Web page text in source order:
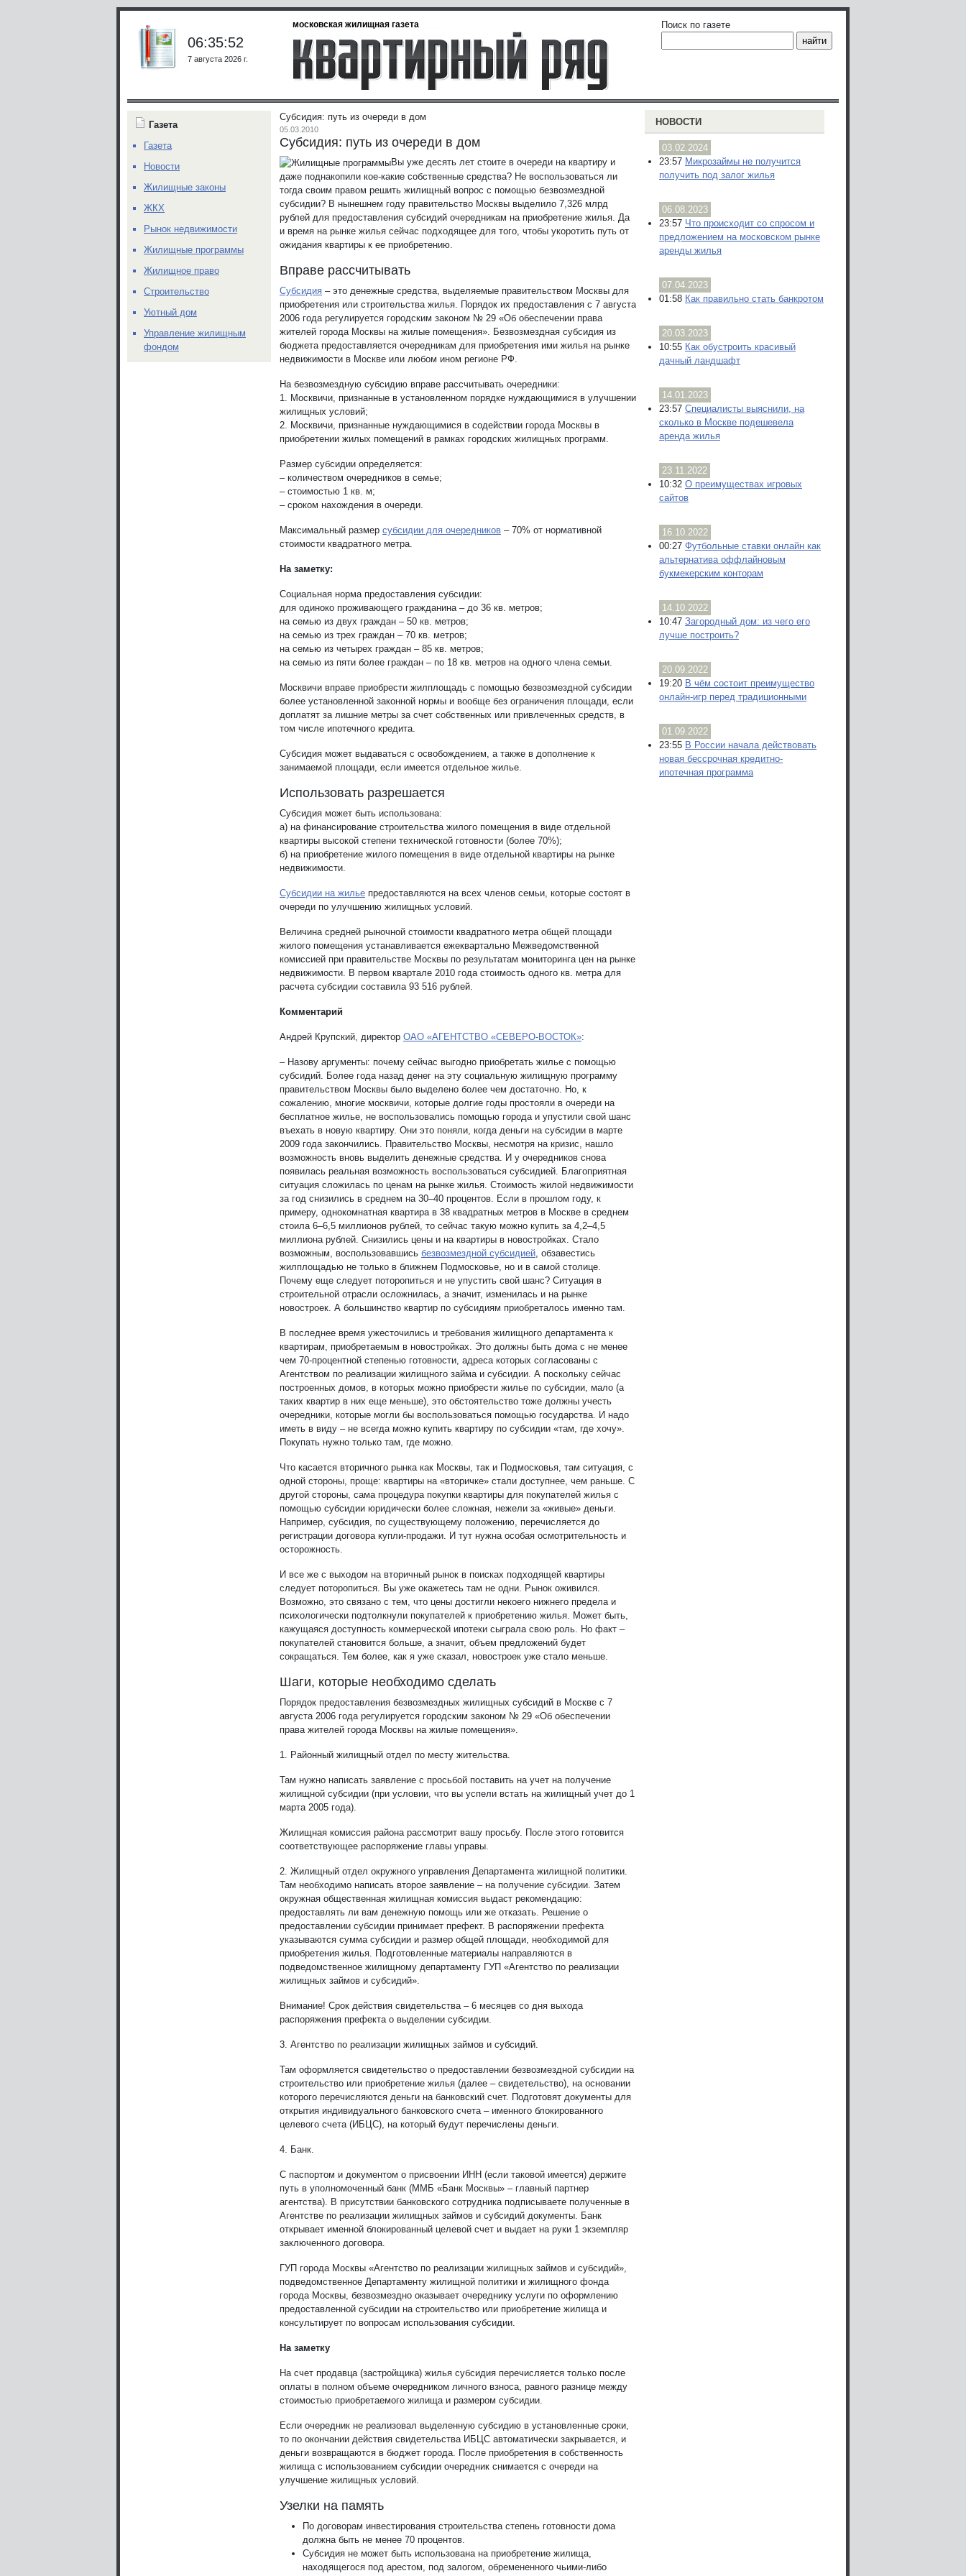
московская жилищная газета
06:35:52
7 августа 2026 г.
Поиск по газете
Субсидия: путь из очереди в дом
05.03.2010
Субсидия: путь из очереди в дом
Вы уже десять лет стоите в очереди на квартиру и
даже поднакопили кое-какие собственные средства? Не воспользоваться ли
тогда своим правом решить жилищный вопрос с помощью безвозмездной
субсидии? В нынешнем году правительство Москвы выделило 7,326 млрд
рублей для предоставления субсидий очередникам на приобретение жилья. Да
и время на рынке жилья сейчас подходящее для того, чтобы укоротить путь от
ожидания квартиры к ее приобретению.
Вправе рассчитывать
Субсидия – это денежные средства, выделяемые правительством Москвы для
приобретения или строительства жилья. Порядок их предоставления с 7 августа
2006 года регулируется городским законом № 29 «Об обеспечении права
жителей города Москвы на жилые помещения». Безвозмездная субсидия из
бюджета предоставляется очередникам для приобретения ими жилья на рынке
недвижимости в Москве или любом ином регионе РФ.
На безвозмездную субсидию вправе рассчитывать очередники:
1. Москвичи, признанные в установленном порядке нуждающимися в улучшении
жилищных условий;
2. Москвичи, признанные нуждающимися в содействии города Москвы в
приобретении жилых помещений в рамках городских жилищных программ.
Размер субсидии определяется:
– количеством очередников в семье;
– стоимостью 1 кв. м;
– сроком нахождения в очереди.
Максимальный размер субсидии для очередников – 70% от нормативной
стоимости квадратного метра.
На заметку:
Социальная норма предоставления субсидии:
для одиноко проживающего гражданина – до 36 кв. метров;
на семью из двух граждан – 50 кв. метров;
на семью из трех граждан – 70 кв. метров;
на семью из четырех граждан – 85 кв. метров;
на семью из пяти более граждан – по 18 кв. метров на одного члена семьи.
Москвичи вправе приобрести жилплощадь с помощью безвозмездной субсидии
более установленной законной нормы и вообще без ограничения площади, если
доплатят за лишние метры за счет собственных или привлеченных средств, в
том числе ипотечного кредита.
Субсидия может выдаваться с освобождением, а также в дополнение к
занимаемой площади, если имеется отдельное жилье.
Использовать разрешается
Субсидия может быть использована:
a) на финансирование строительства жилого помещения в виде отдельной
квартиры высокой степени технической готовности (более 70%);
б) на приобретение жилого помещения в виде отдельной квартиры на рынке
недвижимости.
Субсидии на жилье предоставляются на всех членов семьи, которые состоят в
очереди по улучшению жилищных условий.
Величина средней рыночной стоимости квадратного метра общей площади
жилого помещения устанавливается ежеквартально Межведомственной
комиссией при правительстве Москвы по результатам мониторинга цен на рынке
недвижимости. В первом квартале 2010 года стоимость одного кв. метра для
расчета субсидии составила 93 516 рублей.
Комментарий
Андрей Крупский, директор ОАО «АГЕНТСТВО «СЕВЕРО-ВОСТОК»:
– Назову аргументы: почему сейчас выгодно приобретать жилье с помощью
субсидий. Более года назад денег на эту социальную жилищную программу
правительством Москвы было выделено более чем достаточно. Но, к
сожалению, многие москвичи, которые долгие годы простояли в очереди на
бесплатное жилье, не воспользовались помощью города и упустили свой шанс
въехать в новую квартиру. Они это поняли, когда деньги на субсидии в марте
2009 года закончились. Правительство Москвы, несмотря на кризис, нашло
возможность вновь выделить денежные средства. И у очередников снова
появилась реальная возможность воспользоваться субсидией. Благоприятная
ситуация сложилась по ценам на рынке жилья. Стоимость жилой недвижимости
за год снизились в среднем на 30–40 процентов. Если в прошлом году, к
примеру, однокомнатная квартира в 38 квадратных метров в Москве в среднем
стоила 6–6,5 миллионов рублей, то сейчас такую можно купить за 4,2–4,5
миллиона рублей. Снизились цены и на квартиры в новостройках. Стало
возможным, воспользовавшись безвозмездной субсидией , обзавестись
жилплощадью не только в ближнем Подмосковье, но и в самой столице.
Почему еще следует поторопиться и не упустить свой шанс? Ситуация в
строительной отрасли осложнилась, а значит, изменилась и на рынке
новостроек. А большинство квартир по субсидиям приобреталось именно там.
В последнее время ужесточились и требования жилищного департамента к
квартирам, приобретаемым в новостройках. Это должны быть дома с не менее
чем 70-процентной степенью готовности, адреса которых согласованы с
Агентством по реализации жилищного займа и субсидии. А поскольку сейчас
построенных домов, в которых можно приобрести жилье по субсидии, мало (а
таких квартир в них еще меньше), это обстоятельство тоже должны учесть
очередники, которые могли бы воспользоваться помощью государства. И надо
иметь в виду – не всегда можно купить квартиру по субсидии «там, где хочу».
Покупать нужно только там, где можно.
Что касается вторичного рынка как Москвы, так и Подмосковья, там ситуация, с
одной стороны, проще: квартиры на «вторичке» стали доступнее, чем раньше. С
другой стороны, сама процедура покупки квартиры для покупателей жилья с
помощью субсидии юридически более сложная, нежели за «живые» деньги.
Например, субсидия, по существующему положению, перечисляется до
регистрации договора купли-продажи. И тут нужна особая осмотрительность и
осторожность.
И все же с выходом на вторичный рынок в поисках подходящей квартиры
следует поторопиться. Вы уже окажетесь там не одни. Рынок оживился.
Возможно, это связано с тем, что цены достигли некоего нижнего предела и
психологически подтолкнули покупателей к приобретению жилья. Может быть,
кажущаяся доступность коммерческой ипотеки сыграла свою роль. Но факт –
покупателей становится больше, а значит, объем предложений будет
сокращаться. Тем более, как я уже сказал, новостроек уже стало меньше.
Шаги, которые необходимо сделать
Порядок предоставления безвозмездных жилищных субсидий в Москве с 7
августа 2006 года регулируется городским законом № 29 «Об обеспечении
права жителей города Москвы на жилые помещения».
1. Районный жилищный отдел по месту жительства.
Там нужно написать заявление с просьбой поставить на учет на получение
жилищной субсидии (при условии, что вы успели встать на жилищный учет до 1
марта 2005 года).
Жилищная комиссия района рассмотрит вашу просьбу. После этого готовится
соответствующее распоряжение главы управы.
2. Жилищный отдел окружного управления Департамента жилищной политики.
Там необходимо написать второе заявление – на получение субсидии. Затем
окружная общественная жилищная комиссия выдаст рекомендацию:
предоставлять ли вам денежную помощь или же отказать. Решение о
предоставлении субсидии принимает префект. В распоряжении префекта
указываются сумма субсидии и размер общей площади, необходимой для
приобретения жилья. Подготовленные материалы направляются в
подведомственное жилищному департаменту ГУП «Агентство по реализации
жилищных займов и субсидий».
Внимание! Срок действия свидетельства – 6 месяцев со дня выхода
распоряжения префекта о выделении субсидии.
3. Агентство по реализации жилищных займов и субсидий.
Там оформляется свидетельство о предоставлении безвозмездной субсидии на
строительство или приобретение жилья (далее – свидетельство), на основании
которого перечисляются деньги на банковский счет. Подготовят документы для
открытия индивидуального банковского счета – именного блокированного
целевого счета (ИБЦС), на который будут перечислены деньги.
4. Банк.
С паспортом и документом о присвоении ИНН (если таковой имеется) держите
путь в уполномоченный банк (ММБ «Банк Москвы» – главный партнер
агентства). В присутствии банковского сотрудника подписываете полученные в
Агентстве по реализации жилищных займов и субсидий документы. Банк
открывает именной блокированный целевой счет и выдает на руки 1 экземпляр
заключенного договора.
ГУП города Москвы «Агентство по реализации жилищных займов и субсидий»,
подведомственное Департаменту жилищной политики и жилищного фонда
города Москвы, безвозмездно оказывает очереднику услуги по оформлению
предоставленной субсидии на строительство или приобретение жилища и
консультирует по вопросам использования субсидии.
На заметку
На счет продавца (застройщика) жилья субсидия перечисляется только после
оплаты в полном объеме очередником личного взноса, равного разнице между
стоимостью приобретаемого жилища и размером субсидии.
Если очередник не реализовал выделенную субсидию в установленные сроки,
то по окончании действия свидетельства ИБЦС автоматически закрывается, и
деньги возвращаются в бюджет города. После приобретения в собственность
жилища с использованием субсидии очередник снимается с очереди на
улучшение жилищных условий.
Узелки на память
По договорам инвестирования строительства степень готовности дома
должна быть не менее 70 процентов.
Субсидия не может быть использована на приобретение жилища,
находящегося под арестом, под залогом, обремененного чьими-либо
НОВОСТИ
03.02.2024
23:57 Микрозаймы не получится
получить под залог жилья
06.08.2023
23:57 Что происходит со спросом и
предложением на московском рынке
аренды жилья
07.04.2023
01:58 Как правильно стать банкротом
20.03.2023
10:55 Как обустроить красивый
дачный ландшафт
14.01.2023
23:57 Специалисты выяснили, на
сколько в Москве подешевела
аренда жилья
23.11.2022
10:32 О преимуществах игровых
сайтов
16.10.2022
00:27 Футбольные ставки онлайн как
альтернатива оффлайновым
букмекерским конторам
14.10.2022
10:47 Загородный дом: из чего его
лучше построить?
20.09.2022
19:20 В чём состоит преимущество
онлайн-игр перед традиционными
01.09.2022
23:55 В России начала действовать
новая бессрочная кредитно-
ипотечная программа
Газета
Газета
Новости
Жилищные законы
ЖКХ
Рынок недвижимости
Жилищные программы
Жилищное право
Строительство
Уютный дом
Управление жилищным
фондом